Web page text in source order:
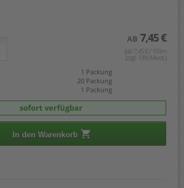
AB 7,45 €
(ab 7,45 € / 100m
(zzgl. 19% Mwst.)
1 Packung
20 Packung
1 Packung
sofort verfügbar
In den Warenkorb